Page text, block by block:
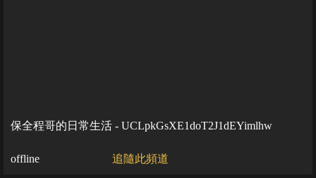
保全程哥的日常生活 - UCLpkGsXE1doT2J1dEYimlhw
offline 追隨此頻道